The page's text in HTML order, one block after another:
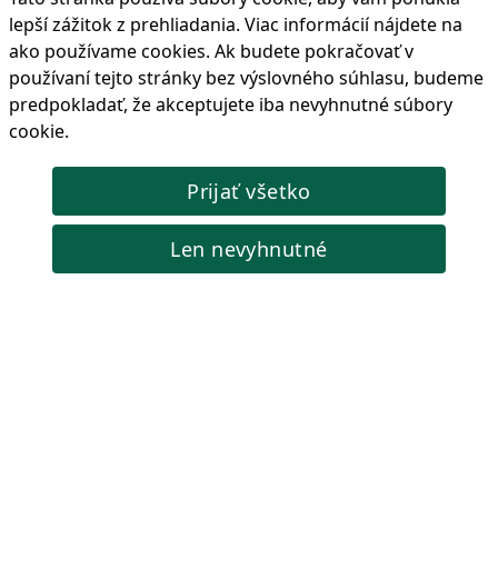
🔴 Vypredané
Prilba T-View 180 MMA/MIG-MAG/TIG
MIG-MAG a TIG s vonkajším nastavením stmavenia (DIN 3/4 ÷
8/8÷12). Prevádzka solárnych článkov.
Kód produktu: 804097
Cena s DPH:404,67 €
lepší zážitok z prehliadania. Viac informácií nájdete na
ako používame cookies. Ak budete pokračovať v
používaní tejto stránky bez výslovného súhlasu, budeme
predpokladať, že akceptujete iba nevyhnutné súbory
cookie.
Prijať všetko
Len nevyhnutné